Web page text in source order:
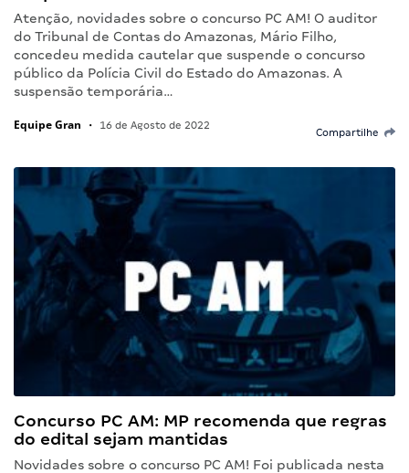
Atenção, novidades sobre o concurso PC AM! O auditor
do Tribunal de Contas do Amazonas, Mário Filho,
concedeu medida cautelar que suspende o concurso
público da Polícia Civil do Estado do Amazonas. A
suspensão temporária…
Equipe Gran • 16 de Agosto de 2022
Compartilhe
Concurso PC AM: MP recomenda que regras
do edital sejam mantidas
Novidades sobre o concurso PC AM! Foi publicada nesta